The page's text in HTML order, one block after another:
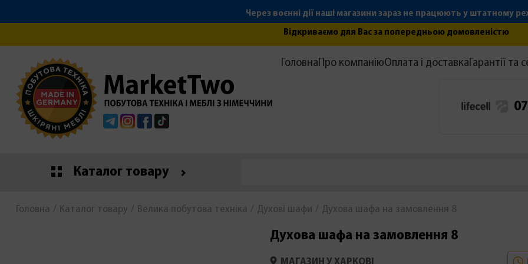
Через воєнні дії наші магазини зараз не працюють у штатному
Відкриваємо для Вас за попередньою домовленістю
TelegramInstagramFacebook
ГоловнаПро компаніюОплата і доставкаГарантії та
Каталог товару
Головна Каталог товару Велика побутова техніка Духові шафи Духова шафа на замовлення 8
Духова шафа на замовлення 8